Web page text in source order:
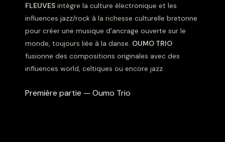
FLEUVES intègre la culture électronique et les
influences jazz/rock à la richesse culturelle bretonne
pour créer une musique d'ancrage ouverte sur le
monde, toujours liée à la danse. OUMO TRIO
fusionne des compositions originales avec des
influences world, celtiques ou encore jazz.
Première partie — Oumo Trio